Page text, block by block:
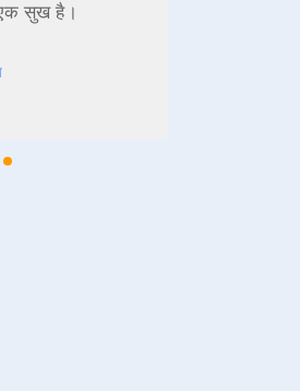
एक सुख है।